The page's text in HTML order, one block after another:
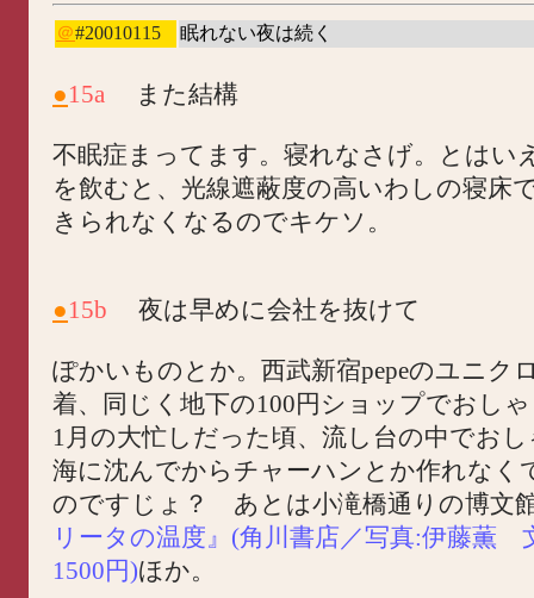
＠#20010115 眠れない夜は続く
●15a また結構
不眠症まってます。寝れなさげ。とはい
を飲むと、光線遮蔽度の高いわしの寝床
きられなくなるのでキケソ。
●15b 夜は早めに会社を抜けて
ぽかいものとか。西武新宿pepeのユニク
着、同じく地下の100円ショップでおし
1月の大忙しだった頃、流し台の中でお
海に沈んでからチャーハンとか作れなく
のですじょ？ あとは小滝橋通りの博文
リータの温度』(角川書店／写真:伊藤薫
1500円)ほか。